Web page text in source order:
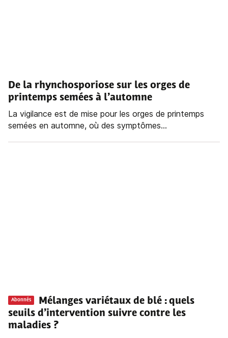
De la rhynchosporiose sur les orges de
printemps semées à l’automne
La vigilance est de mise pour les orges de printemps
semées en automne, où des symptômes...
Abonnés
Mélanges variétaux de blé : quels
seuils d’intervention suivre contre les
maladies ?